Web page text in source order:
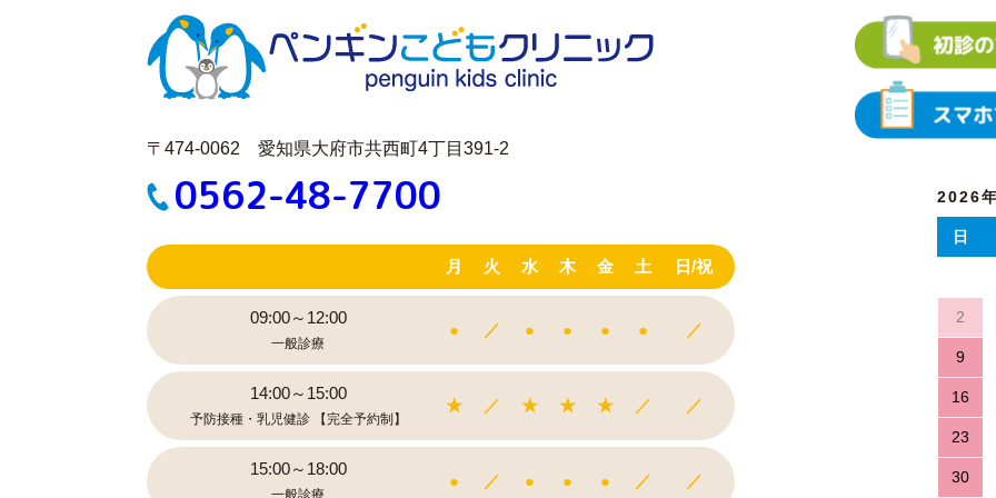
〒474-0062 愛知県大府市共西町4丁目391-2
0562-48-7700
月 火 水 木 金 土 日/祝
09:00～12:00
一般診療
● ／ ● ● ● ● ／
14:00～15:00
予防接種・乳児健診【完全予約制】
★ ／ ★ ★ ★ ／ ／
15:00～18:00
一般診療
● ／ ● ● ● ／ ／
2026
日
2
9
16
23
30